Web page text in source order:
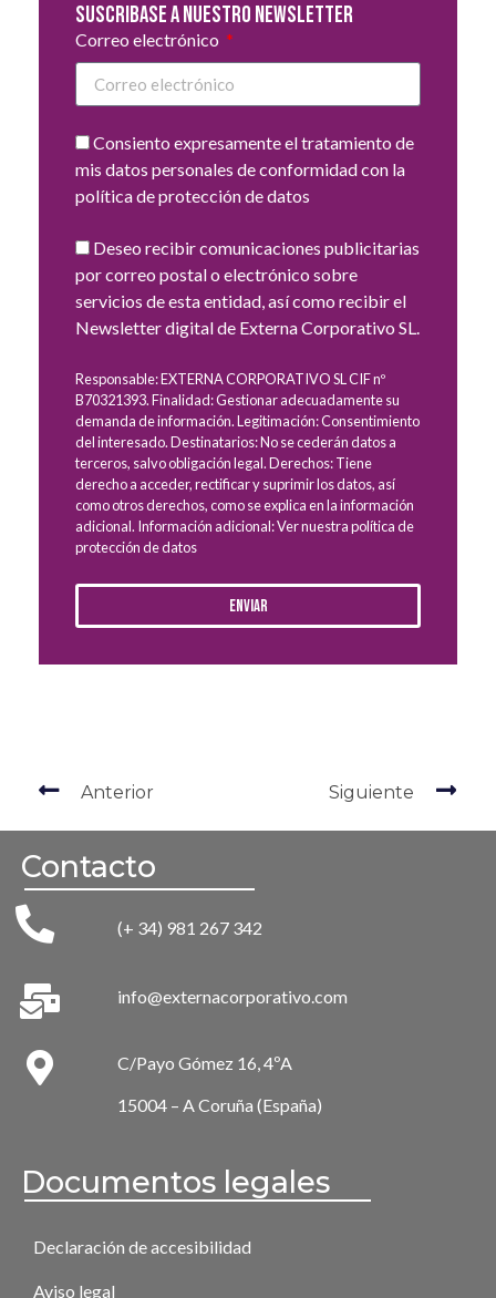
Suscribase a nuestro newsletter
Correo electrónico
Consiento expresamente el tratamiento de
mis datos personales de conformidad con la
política de protección de datos
Deseo recibir comunicaciones publicitarias
por correo postal o electrónico sobre
servicios de esta entidad, así como recibir el
Newsletter digital de Externa Corporativo SL.
Responsable: EXTERNA CORPORATIVO SL CIF nº
B70321393. Finalidad: Gestionar adecuadamente su
demanda de información. Legitimación: Consentimiento
del interesado. Destinatarios: No se cederán datos a
terceros, salvo obligación legal. Derechos: Tiene
derecho a acceder, rectificar y suprimir los datos, así
como otros derechos, como se explica en la información
adicional. Información adicional: Ver nuestra política de
protección de datos
Enviar
Anterior Siguiente
Contacto
(+ 34) 981 267 342
info@externacorporativo.com
C/Payo Gómez 16, 4ºA
15004 – A Coruña (España)
Documentos legales
Declaración de accesibilidad
Aviso legal